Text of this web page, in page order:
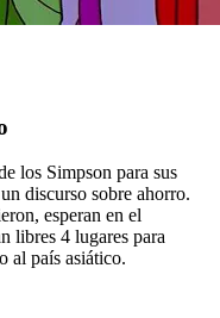
los Simpson para sus
discurso sobre ahorro.
esperan en el
libres 4 lugares para
al país asiático.